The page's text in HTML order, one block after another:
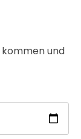
und